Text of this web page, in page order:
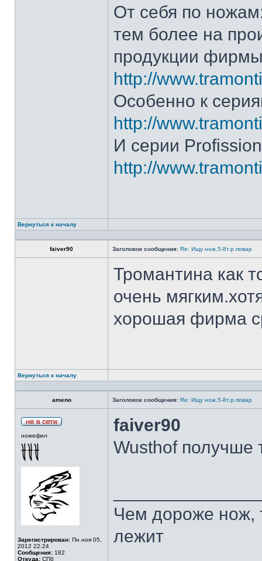
От себя по
тем более на
продукции
http://
Особенно к
http://
И серии
http://
Вернуться к началу
faiver90 Заголовок сообщения: Re: Ищу нож.5-8т.р.повар
Тромантина как
очень
хорошая фирма
Вернуться к началу
ameno Заголовок сообщения: Re: Ищу нож.5-8т.р.повар
ножефил
Зарегистрирован: Пн ноя 05,
2012 22:24
Сообщения: 182
Откуда: СПб
faiver90
Wusthof получше
Чем дороже нож,
лежит